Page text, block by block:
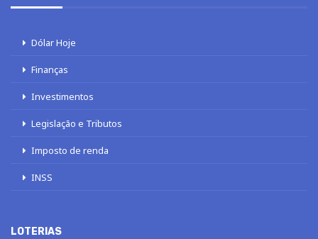
Dólar Hoje
Finanças
Investimentos
Legislação e Tributos
Imposto de renda
INSS
LOTERIAS